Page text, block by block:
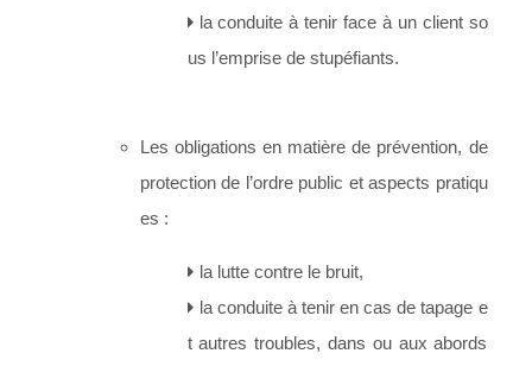
la conduite à tenir face à un client so
us l’emprise de stupéfiants.
Les obligations en matière de prévention, de
protection de l’ordre public et aspects pratiqu
es :
la lutte contre le bruit,
la conduite à tenir en cas de tapage e
t autres troubles, dans ou aux abords